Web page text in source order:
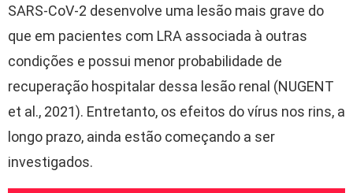
SARS-CoV-2 desenvolve uma lesão mais grave do
que em pacientes com LRA associada à outras
condições e possui menor probabilidade de
recuperação hospitalar dessa lesão renal (NUGENT
et al., 2021). Entretanto, os efeitos do vírus nos rins, a
longo prazo, ainda estão começando a ser
investigados.